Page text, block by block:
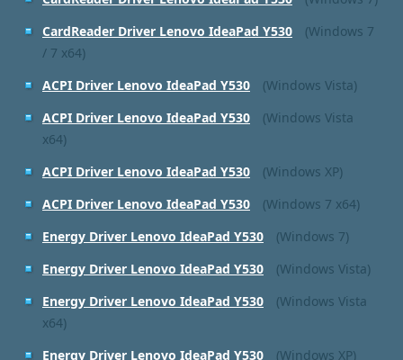
CardReader Driver Lenovo IdeaPad Y530
(Windows 7
/ 7 x64)
ACPI Driver Lenovo IdeaPad Y530
(Windows Vista)
ACPI Driver Lenovo IdeaPad Y530
(Windows Vista
x64)
ACPI Driver Lenovo IdeaPad Y530
(Windows XP)
ACPI Driver Lenovo IdeaPad Y530
(Windows 7 x64)
Energy Driver Lenovo IdeaPad Y530
(Windows 7)
Energy Driver Lenovo IdeaPad Y530
(Windows Vista)
Energy Driver Lenovo IdeaPad Y530
(Windows Vista
x64)
Energy Driver Lenovo IdeaPad Y530
(Windows XP)